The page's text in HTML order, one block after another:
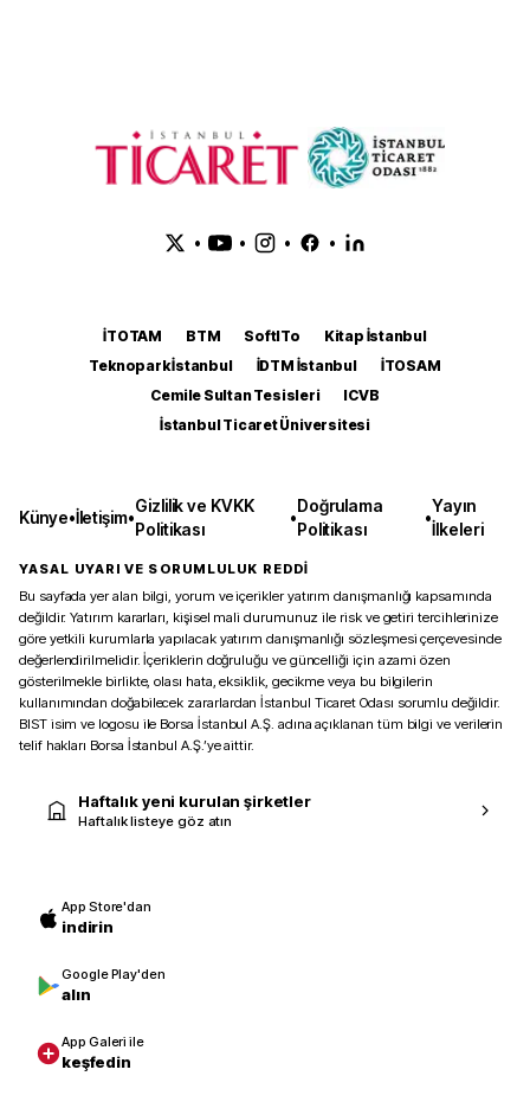
• • • •
İTOTAM BTM SoftITo
Kitap İstanbul
Teknopark İstanbul
İDTM İstanbul
İTOSAM
Cemile Sultan Tesisleri
ICVB
İstanbul Ticaret Üniversitesi
Künye•İletişim•
Gizlilik ve KVKK
Politikası
•
Doğrulama
Politikası
•
Yayın
İlkeleri
YASAL UYARI VE SORUMLULUK REDDİ
Bu sayfada yer alan bilgi, yorum ve içerikler yatırım danışmanlığı kapsamında
değildir. Yatırım kararları, kişisel mali durumunuz ile risk ve getiri tercihlerinize
göre yetkili kurumlarla yapılacak yatırım danışmanlığı sözleşmesi çerçevesinde
değerlendirilmelidir. İçeriklerin doğruluğu ve güncelliği için azami özen
gösterilmekle birlikte, olası hata, eksiklik, gecikme veya bu bilgilerin
kullanımından doğabilecek zararlardan İstanbul Ticaret Odası sorumlu değildir.
BIST isim ve logosu ile Borsa İstanbul A.Ş. adına açıklanan tüm bilgi ve verilerin
telif hakları Borsa İstanbul A.Ş.’ye aittir.
Haftalık yeni kurulan şirketler
Haftalık listeye göz atın
App Store'dan
indirin
Google Play'den
alın
App Galeri ile
keşfedin